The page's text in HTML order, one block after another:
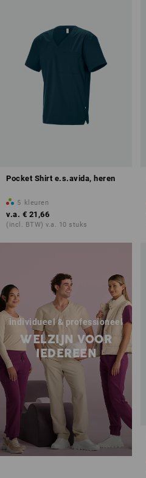
Pocket Shirt e.s.avida, heren
5 kleuren
v.a. € 21,66
(incl. BTW) v.a. 10 stuks
individueel & professioneel
WELZIJN VOOR
IEDEREEN